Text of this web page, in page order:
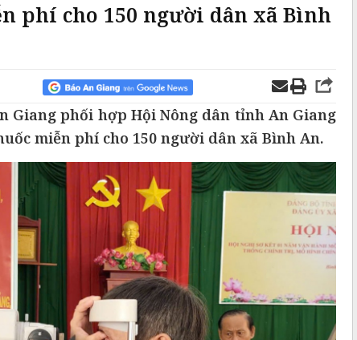
phí cho 150 người dân xã Bình
Giang phối hợp Hội Nông dân tỉnh An Giang
miễn phí cho 150 người dân xã Bình An.